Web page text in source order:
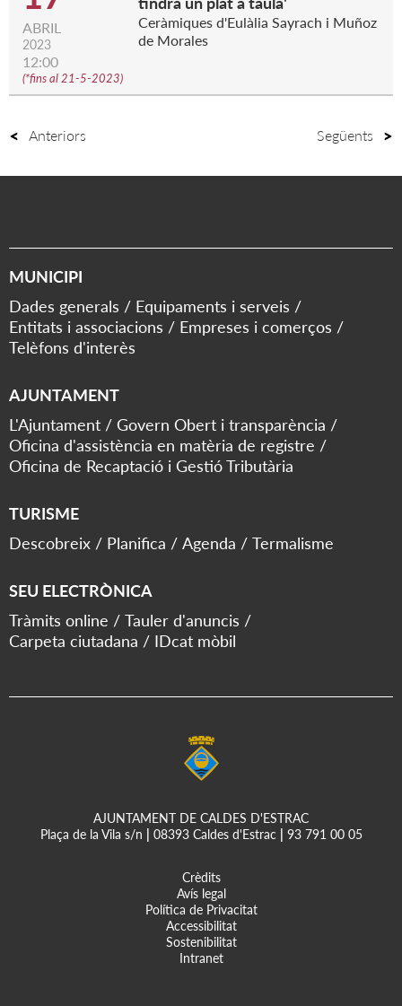
ABRIL
2023
12:00
(*fins al 21-5-2023)
Ceràmiques d'Eulàlia Sayrach i Muñoz
de Morales
Anteriors Següents
MUNICIPI
Dades generals
Equipaments i serveis
Entitats i associacions
Empreses i comerços
Telèfons d'interès
AJUNTAMENT
L'Ajuntament
Govern Obert i transparència
Oficina d'assistència en matèria de registre
Oficina de Recaptació i Gestió Tributària
TURISME
Descobreix
Planifica Agenda Termalisme
SEU ELECTRÒNICA
Tràmits online
Tauler d'anuncis
Carpeta ciutadana
IDcat mòbil
AJUNTAMENT DE CALDES D'ESTRAC
Plaça de la Vila s/n
08393 Caldes d'Estrac 93 791 00 05
Crèdits
Avís legal
Política de Privacitat
Accessibilitat
Sostenibilitat
Intranet